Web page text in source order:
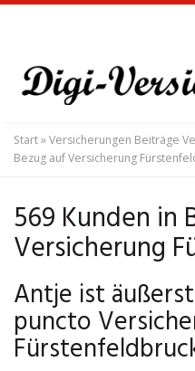
main
content
Start»Versicherungen Beiträge
Bezug auf Versicherung
569 Kunden in
Versicherung
Antje ist
puncto